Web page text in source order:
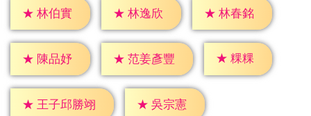
★ 林伯實 ★ 林逸欣 ★ 林春銘
★ 陳品妤 ★ 范姜彥豐 ★ 粿粿
★ 王子邱勝翊 ★ 吳宗憲